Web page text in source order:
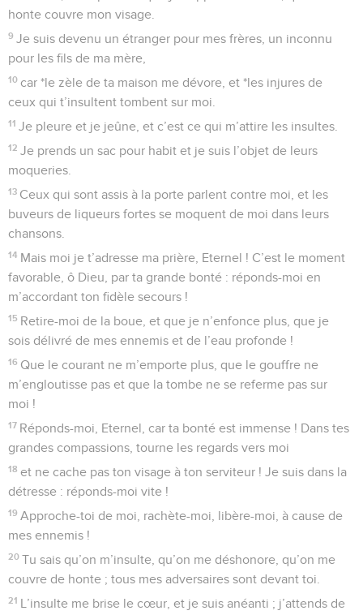
honte couvre mon visage.
9 Je suis devenu un étranger pour mes frères, un inconnu
pour les fils de ma mère,
10 car *le zèle de ta maison me dévore, et *les injures de
ceux qui t’insultent tombent sur moi.
11 Je pleure et je jeûne, et c’est ce qui m’attire les insultes.
12 Je prends un sac pour habit et je suis l’objet de leurs
moqueries.
13 Ceux qui sont assis à la porte parlent contre moi, et les
buveurs de liqueurs fortes se moquent de moi dans leurs
chansons.
14 Mais moi je t’adresse ma prière, Eternel ! C’est le moment
favorable, ô Dieu, par ta grande bonté : réponds-moi en
m’accordant ton fidèle secours !
15 Retire-moi de la boue, et que je n’enfonce plus, que je
sois délivré de mes ennemis et de l’eau profonde !
16 Que le courant ne m’emporte plus, que le gouffre ne
m’engloutisse pas et que la tombe ne se referme pas sur
moi !
17 Réponds-moi, Eternel, car ta bonté est immense ! Dans tes
grandes compassions, tourne les regards vers moi
18 et ne cache pas ton visage à ton serviteur ! Je suis dans la
détresse : réponds-moi vite !
19 Approche-toi de moi, rachète-moi, libère-moi, à cause de
mes ennemis !
20 Tu sais qu’on m’insulte, qu’on me déshonore, qu’on me
couvre de honte ; tous mes adversaires sont devant toi.
21 L’insulte me brise le cœur, et je suis anéanti ; j’attends de